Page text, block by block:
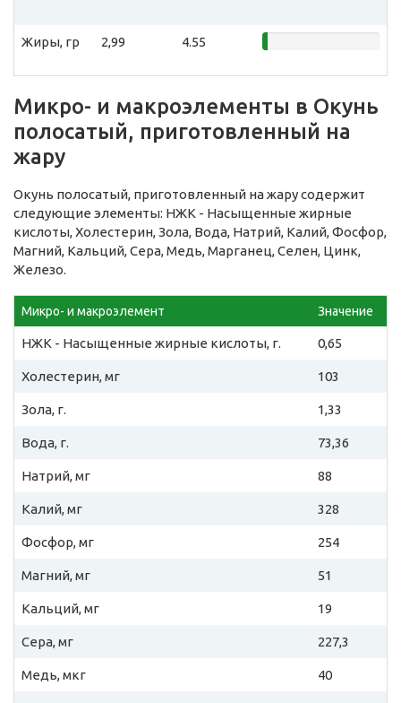
Жиры, гр 2,99 4.55
Микро- и макроэлементы в Окунь
полосатый, приготовленный на
жару
Окунь полосатый, приготовленный на жару содержит
следующие элементы: НЖК - Насыщенные жирные
кислоты, Холестерин, Зола, Вода, Натрий, Калий, Фосфор,
Магний, Кальций, Сера, Медь, Марганец, Селен, Цинк,
Железо.
Микро- и макроэлемент Значение
НЖК - Насыщенные жирные кислоты, г. 0,65
Холестерин, мг 103
Зола, г. 1,33
Вода, г. 73,36
Натрий, мг 88
Калий, мг 328
Фосфор, мг 254
Магний, мг 51
Кальций, мг 19
Сера, мг 227,3
Медь, мкг 40